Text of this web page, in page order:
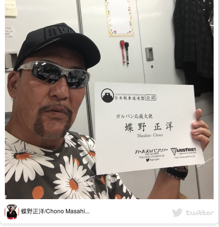
蝶野正洋/Chono Masahi...